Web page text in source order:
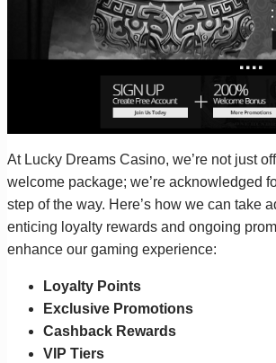
At Lucky Dreams Casino, we’re not just
welcome package; we’re acknowledged
step of the way. Here’s how we can take
enticing loyalty rewards and ongoing
enhance our gaming experience:
Loyalty Points
Exclusive Promotions
Cashback Rewards
VIP Tiers